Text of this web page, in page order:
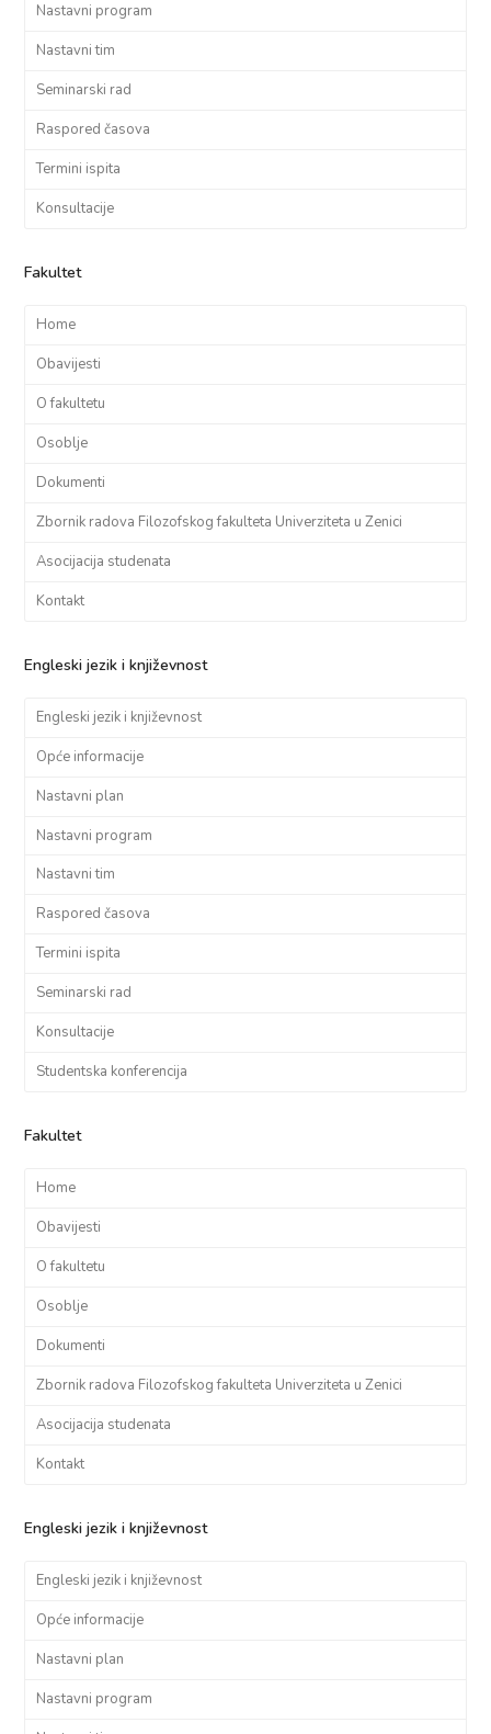
Nastavni program
Nastavni tim
Seminarski rad
Raspored časova
Termini ispita
Konsultacije
Fakultet
Home
Obavijesti
O fakultetu
Osoblje
Dokumenti
Zbornik radova Filozofskog fakulteta Univerziteta u Zenici
Asocijacija studenata
Kontakt
Engleski jezik i književnost
Engleski jezik i književnost
Opće informacije
Nastavni plan
Nastavni program
Nastavni tim
Raspored časova
Termini ispita
Seminarski rad
Konsultacije
Studentska konferencija
Fakultet
Home
Obavijesti
O fakultetu
Osoblje
Dokumenti
Zbornik radova Filozofskog fakulteta Univerziteta u Zenici
Asocijacija studenata
Kontakt
Engleski jezik i književnost
Engleski jezik i književnost
Opće informacije
Nastavni plan
Nastavni program